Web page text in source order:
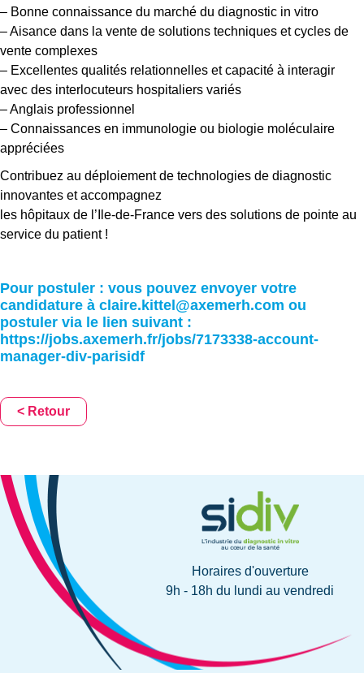
– Bonne connaissance du marché du diagnostic in vitro
– Aisance dans la vente de solutions techniques et cycles de
vente complexes
– Excellentes qualités relationnelles et capacité à interagir
avec des interlocuteurs hospitaliers variés
– Anglais professionnel
– Connaissances en immunologie ou biologie moléculaire
appréciées
Contribuez au déploiement de technologies de diagnostic
innovantes et accompagnez
les hôpitaux de l’Ile-de-France vers des solutions de pointe au
service du patient !
Pour postuler : vous pouvez envoyer votre
candidature à claire.kittel@axemerh.com ou
postuler via le lien suivant :
https://jobs.axemerh.fr/jobs/7173338-account-
manager-div-parisidf
< Retour
Horaires d'ouverture
9h - 18h du lundi au vendredi